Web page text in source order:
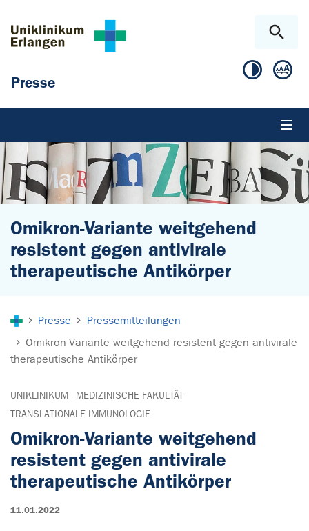
Presse
Omikron-Variante weitgehend
resistent gegen antivirale
therapeutische Antikörper
Presse
Pressemitteilungen
Omikron-Variante weitgehend resistent gegen antivirale
therapeutische Antikörper
UNIKLINIKUM
MEDIZINISCHE FAKULTÄT
TRANSLATIONALE IMMUNOLOGIE
Omikron-Variante weitgehend
resistent gegen antivirale
therapeutische Antikörper
11.01.2022